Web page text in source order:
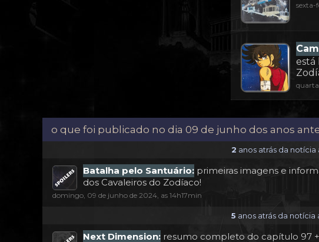
sexta-
está
o que foi publicado no dia 09 de junho dos anos
2 anos atrás da notícia
Batalha pelo Santuário: primeiras imagens e
dos Cavaleiros do Zodíaco!
domingo, 09 de junho de 2024, as 14h17min
5 anos atrás da notícia
Next Dimension: resumo completo do capítulo 97